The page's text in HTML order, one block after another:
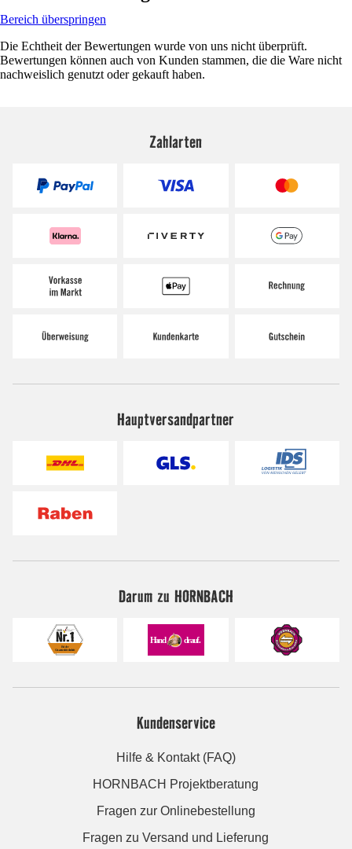
Bereich überspringen
Die Echtheit der Bewertungen wurde von uns nicht überprüft.
Bewertungen können auch von Kunden stammen, die die Ware nicht
nachweislich genutzt oder gekauft haben.
Zahlarten
Hauptversandpartner
Darum zu HORNBACH
Kundenservice
Hilfe & Kontakt (FAQ)
HORNBACH Projektberatung
Fragen zur Onlinebestellung
Fragen zu Versand und Lieferung